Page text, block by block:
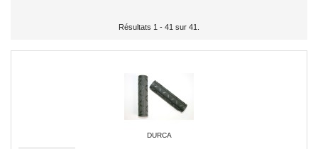
Résultats 1 - 41 sur 41.
DURCA